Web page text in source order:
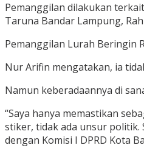
Pemanggilan dilakukan
Taruna Bandar Lampung,
Pemanggilan Lurah Beringin
Nur Arifin mengatakan, ia
Namun keberadaannya di
“Saya hanya memastikan
stiker, tidak ada unsur politik.
dengan Komisi I DPRD Kota